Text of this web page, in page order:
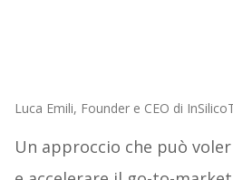
Luca Emili, Founder e CEO di
Un approccio che può